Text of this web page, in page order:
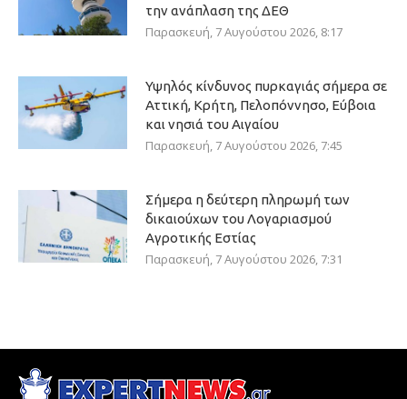
την ανάπλαση της ΔΕΘ
Παρασκευή, 7 Αυγούστου 2026, 8:17
Υψηλός κίνδυνος πυρκαγιάς σήμερα σε
Αττική, Κρήτη, Πελοπόννησο, Εύβοια
και νησιά του Αιγαίου
Παρασκευή, 7 Αυγούστου 2026, 7:45
Σήμερα η δεύτερη πληρωμή των
δικαιούχων του Λογαριασμού
Αγροτικής Εστίας
Παρασκευή, 7 Αυγούστου 2026, 7:31